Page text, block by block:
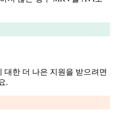
대한 더 나은 지원을 받으려면
.